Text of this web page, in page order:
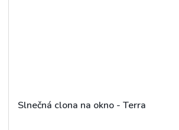
Slnečná clona na okno - Terra